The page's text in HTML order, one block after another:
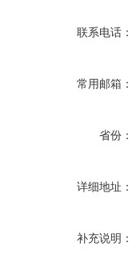
联系电话：
常用邮箱：
省份：
详细地址：
补充说明：